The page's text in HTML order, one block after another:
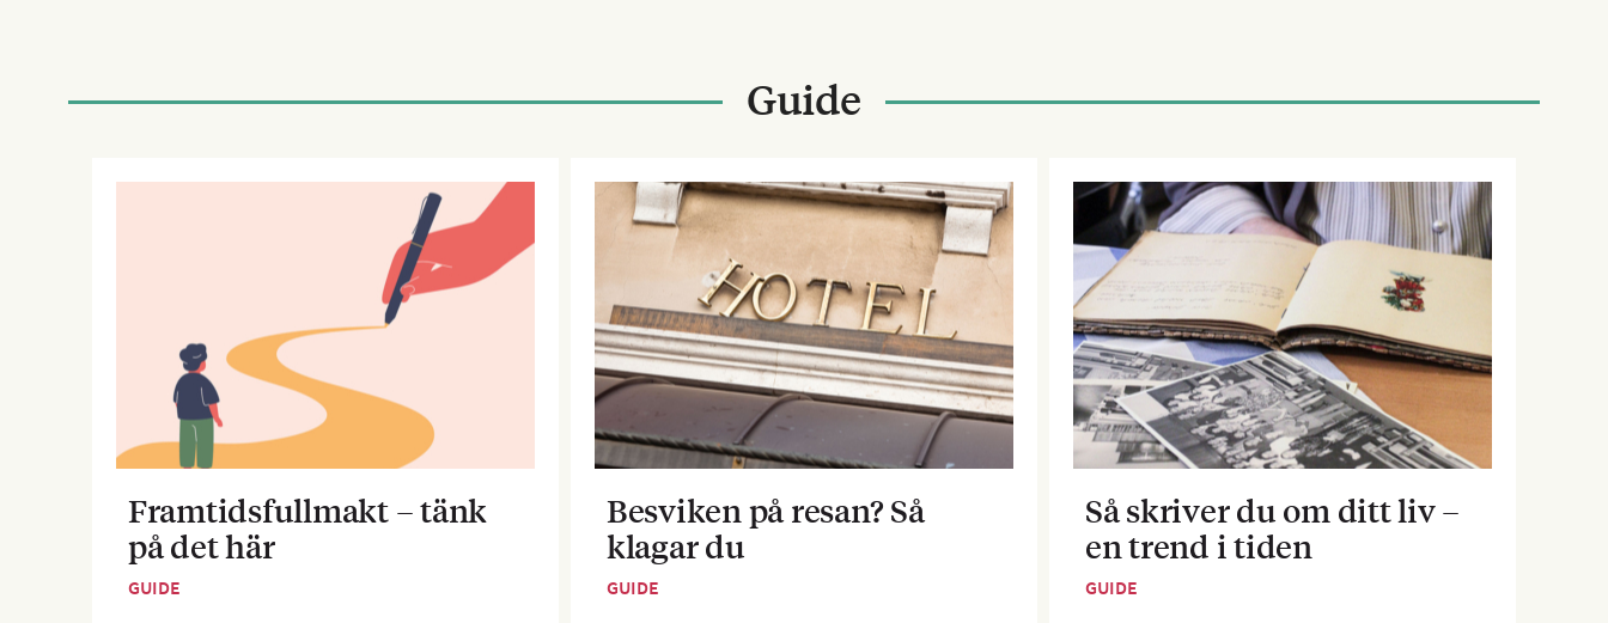
Guide
Framtidsfullmakt – tänk
på det här
GUIDE
Besviken på resan? Så
klagar du
GUIDE
Så skriver du om ditt liv –
en trend i tiden
GUIDE